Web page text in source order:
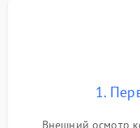
1.
Внешний осмотр